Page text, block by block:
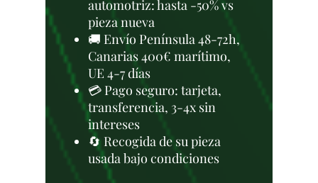
automotriz: hasta -50% vs
pieza nueva
🚚 Envío Península 48-72h,
Canarias 400€ marítimo,
UE 4-7 días
💳 Pago seguro: tarjeta,
transferencia, 3-4x sin
intereses
🔄 Recogida de su pieza
usada bajo condiciones